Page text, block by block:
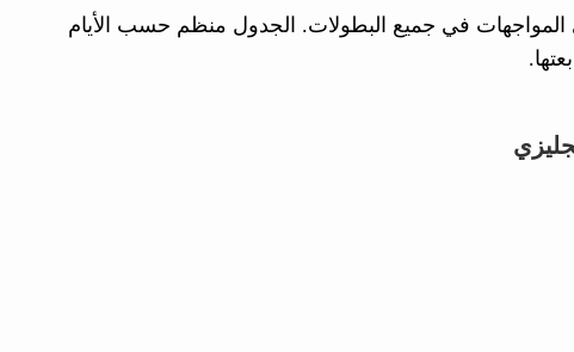
المواجهات في جميع البطولات. الجدول منظم حسب الأيام